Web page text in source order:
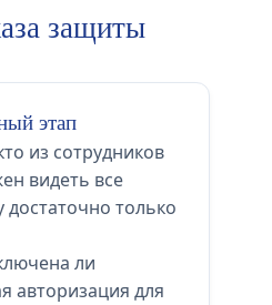
защиты
этап
из сотрудников
видеть все
достаточно только
ли
авторизация для